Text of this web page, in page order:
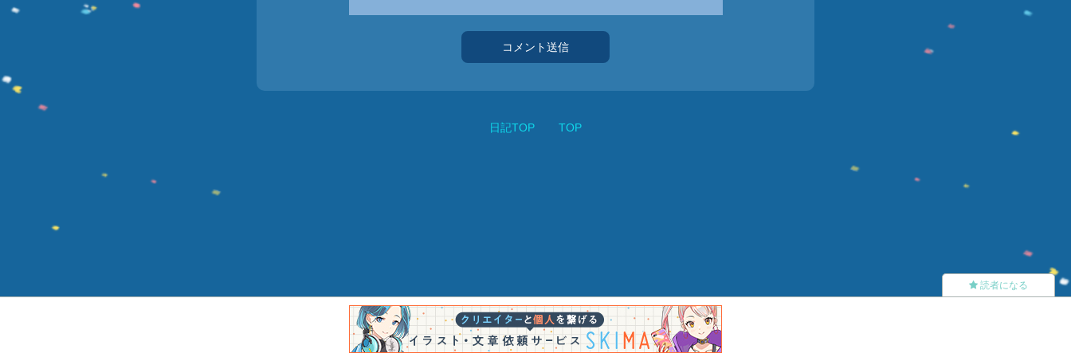
コメント送信
日記TOP TOP
読者になる